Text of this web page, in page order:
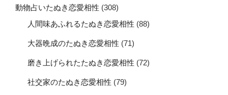
動物占いたぬき恋愛相性 (308)
人間味あふれるたぬき恋愛相性 (88)
大器晩成のたぬき恋愛相性 (71)
磨き上げられたたぬき恋愛相性 (72)
社交家のたぬき恋愛相性 (79)